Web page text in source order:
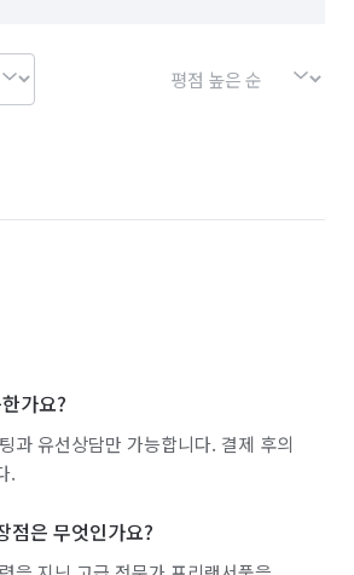
가요?
과 유선상담만 가능합니다. 결제 후의
.
점은 무엇인가요?